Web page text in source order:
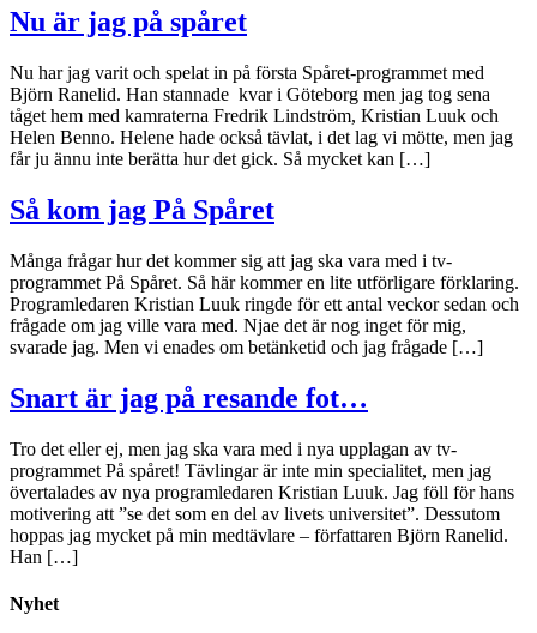
Nu är jag på spåret
Nu har jag varit och spelat in på första Spåret-programmet med
Björn Ranelid. Han stannade kvar i Göteborg men jag tog sena
tåget hem med kamraterna Fredrik Lindström, Kristian Luuk och
Helen Benno. Helene hade också tävlat, i det lag vi mötte, men jag
får ju ännu inte berätta hur det gick. Så mycket kan […]
Så kom jag På Spåret
Många frågar hur det kommer sig att jag ska vara med i tv-
programmet På Spåret. Så här kommer en lite utförligare förklaring.
Programledaren Kristian Luuk ringde för ett antal veckor sedan och
frågade om jag ville vara med. Njae det är nog inget för mig,
svarade jag. Men vi enades om betänketid och jag frågade […]
Snart är jag på resande fot…
Tro det eller ej, men jag ska vara med i nya upplagan av tv-
programmet På spåret! Tävlingar är inte min specialitet, men jag
övertalades av nya programledaren Kristian Luuk. Jag föll för hans
motivering att ”se det som en del av livets universitet”. Dessutom
hoppas jag mycket på min medtävlare – författaren Björn Ranelid.
Han […]
Nyhet